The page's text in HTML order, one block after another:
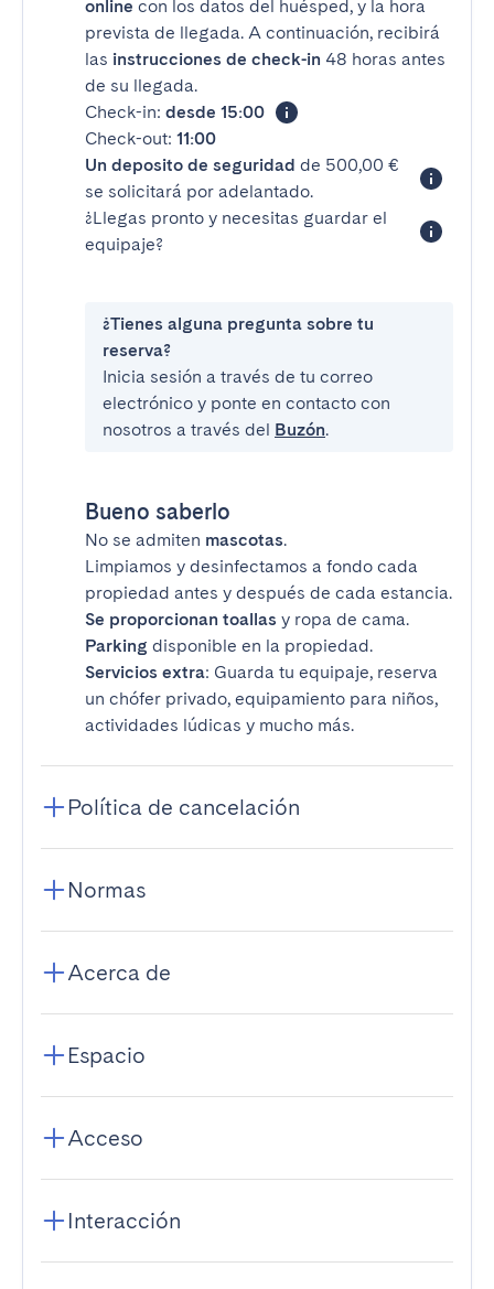
online con los datos del huésped, y la hora
prevista de llegada. A continuación, recibirá
las instrucciones de check-in 48 horas antes
de su llegada.
Check-in: desde 15:00
Check-out: 11:00
Un deposito de seguridad de 500,00 €
se solicitará por adelantado.
¿Llegas pronto y necesitas guardar el
equipaje?
¿Tienes alguna pregunta sobre tu
reserva?
Inicia sesión a través de tu correo
electrónico y ponte en contacto con
nosotros a través del Buzón.
Bueno saberlo
No se admiten mascotas.
Limpiamos y desinfectamos a fondo cada
propiedad antes y después de cada estancia.
Se proporcionan toallas y ropa de cama.
Parking disponible en la propiedad.
Servicios extra: Guarda tu equipaje, reserva
un chófer privado, equipamiento para niños,
actividades lúdicas y mucho más.
Política de cancelación
Normas
Acerca de
Espacio
Acceso
Interacción